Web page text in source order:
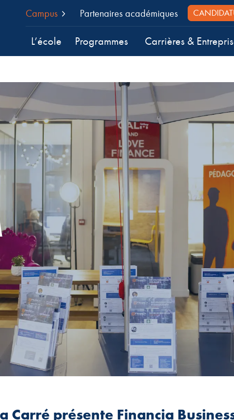
Campus Partenaires académiques
L’école Programmes Carrières &
Carré présente Financia